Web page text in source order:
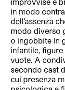
in modo
dell’assenza
modo diverso
o ingobbite in
infantile,
vuote. A
secondo cast
cui presenza